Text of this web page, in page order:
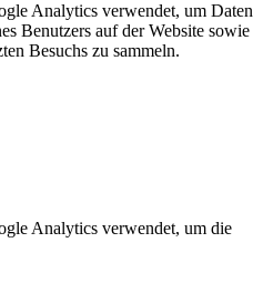
Analytics verwendet, um Daten
Benutzers auf der Website sowie
Besuchs zu sammeln.
Analytics verwendet, um die